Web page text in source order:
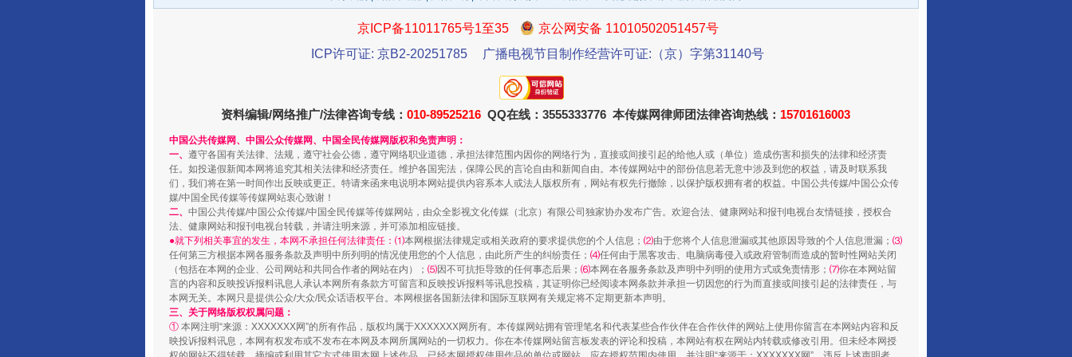
千年窑火 生生不息
揭开“小金库”的免责幌子 以产业富民促振兴 酒驾未被当场查获能处罚吗
京ICP备11011765号1至35
京公网安备 11010502051457号
ICP许可证: 京B2-20251785
广播电视节目制作经营许可证:（京）字第31140号
资料编辑/网络推广/法律咨询专线： 010-89525216 QQ在线：3555333776 本传媒网律师团法律咨询热线： 15701616003
中国公共传媒网、中国公众传媒网、中国全民传媒网版权和免责声明：
一、 遵守各国有关法律、法规，遵守社会公德，遵守网络职业道德，承担法律范围内因你的网络行为，直接或间接引起的给他人或（单位）造成伤害和损失的法律和经济责
任。如投递假新闻本网将追究其相关法律和经济责任。维护各国宪法，保障公民的言论自由和新闻自由。本传媒网站中的部份信息若无意中涉及到您的权益，请及时联系我
们，我们将在第一时间作出反映或更正。特请来函来电说明本网站提供内容系本人或法人版权所有，网站有权先行撤除，以保护版权拥有者的权益。中国公共传媒/中国公众传
媒/中国全民传媒等传媒网站衷心致谢！
二、 中国公共传媒/中国公众传媒/中国全民传媒等传媒网站，由众全影视文化传媒（北京）有限公司独家协办发布广告。欢迎合法、健康网站和报刊电视台友情链接，授权合
法、健康网站和报刊电视台转载，并请注明来源，并可添加相应链接。
●就下列相关事宜的发生，本网不承担任何法律责任：⑴本网根据法律规定或相关政府的要求提供您的个人信息； ⑵由于您将个人信息泄漏或其他原因导致的个人信息泄漏； ⑶
任何第三方根据本网各服务条款及声明中所列明的情况使用您的个人信息，由此所产生的纠纷责任； ⑷任何由于黑客攻击、电脑病毒侵入或政府管制而造成的暂时性网站关闭
（包括在本网的企业、公司网站和共同合作者的网站在内）； ⑸因不可抗拒导致的任何事态后果； ⑹本网在各服务条款及声明中列明的使用方式或免责情形； ⑺你在本网站留
言的内容和反映投诉报料讯息人承认本网所有条款方可留言和反映投诉报料等讯息投稿，其证明你已经阅读本网条款并承担一切因您的行为而直接或间接引起的法律责任，与
本网无关。本网只是提供公众/大众/民众话语权平台。本网根据各国新法律和国际互联网有关规定将不定期更新本声明。
三、关于网络版权权属问题：
① 本网注明“来源：XXXXXXX网”的所有作品，版权均属于XXXXXXX网所有。本传媒网站拥有管理笔名和代表某些合作伙伴在合作伙伴的网站上使用你留言在本网站内容和反
映投诉报料讯息，本网有权发布或不发布在本网及本网所属网站的一切权力。你在本传媒网站留言板发表的评论和投稿，本网站有权在网站内转载或修改引用。但未经本网授